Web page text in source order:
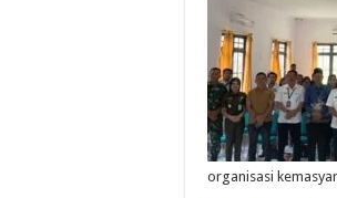
organisasi